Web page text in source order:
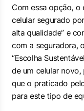
Com essa opção,
celular segurado
alta qualidade” e
com a seguradora,
“Escolha
de um celular
que o praticado
para este tipo de